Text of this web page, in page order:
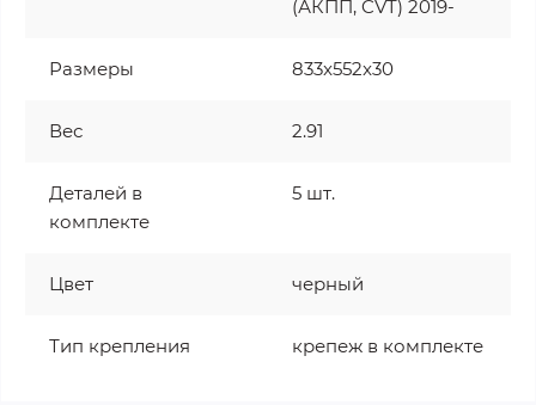
(АКПП, CVT) 2019-
Размеры 833x552x30
Вес 2.91
Деталей в
комплекте
5 шт.
Цвет черный
Тип крепления крепеж в комплекте